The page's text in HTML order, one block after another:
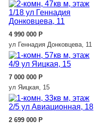
4 990 000 Р
ул Геннадия Донковцева, 11
7 000 000 Р
ул Яицкая, 15
2 699 000 Р